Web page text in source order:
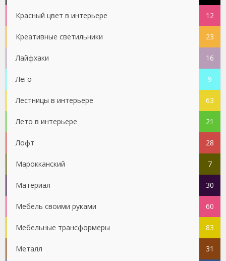
Красный цвет в интерьере 12
Креативные светильники 23
Лайфхаки 16
Лего 9
Лестницы в интерьере 63
Лето в интерьере 21
Лофт 28
Марокканский 7
Материал 30
Мебель своими руками 60
Мебельные трансформеры 83
Металл 31